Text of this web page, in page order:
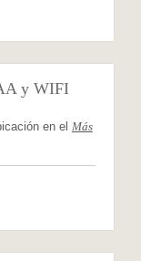
y WIFI
en el Más